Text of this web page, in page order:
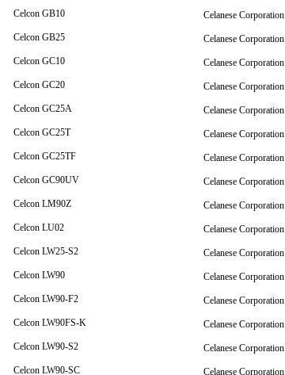
Celcon GB10
Celanese Corporation
Celcon GB25
Celanese Corporation
Celcon GC10
Celanese Corporation
Celcon GC20
Celanese Corporation
Celcon GC25A
Celanese Corporation
Celcon GC25T
Celanese Corporation
Celcon GC25TF
Celanese Corporation
Celcon GC90UV
Celanese Corporation
Celcon LM90Z
Celanese Corporation
Celcon LU02
Celanese Corporation
Celcon LW25-S2
Celanese Corporation
Celcon LW90
Celanese Corporation
Celcon LW90-F2
Celanese Corporation
Celcon LW90FS-K
Celanese Corporation
Celcon LW90-S2
Celanese Corporation
Celcon LW90-SC
Celanese Corporation